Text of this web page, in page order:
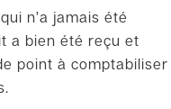
n’a jamais été
a bien été reçu et
point à comptabiliser